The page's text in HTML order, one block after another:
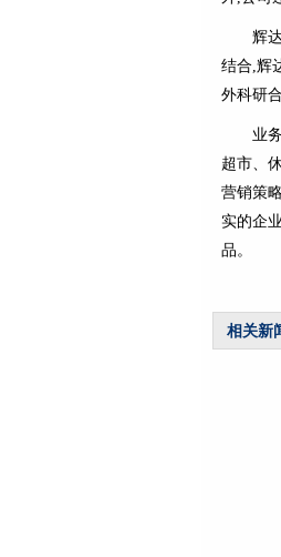
辉
结合,辉
外科研
业
超市、
营销策
实的企
品。
相关新